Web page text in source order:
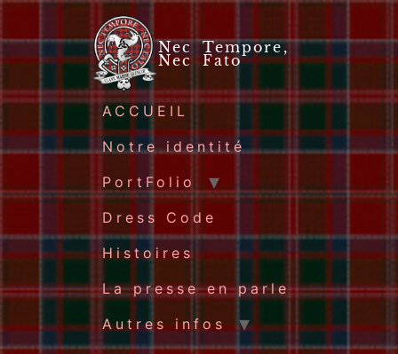
Nec Tempore,
Nec Fato
ACCUEIL
Notre identité
PortFolio
Dress Code
Histoires
La presse en parle
Autres infos